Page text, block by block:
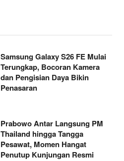
Samsung Galaxy S26 FE Mulai
Terungkap, Bocoran Kamera
dan Pengisian Daya Bikin
Penasaran
Prabowo Antar Langsung PM
Thailand hingga Tangga
Pesawat, Momen Hangat
Penutup Kunjungan Resmi